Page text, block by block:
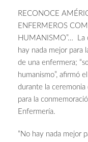
RECONOCE
ENFERMEROS
HUMANISMO”… La
hay nada mejor para
de una enfermera;
humanismo”, afirmó
durante la
para la
Enfermería.
“No hay nada mejor